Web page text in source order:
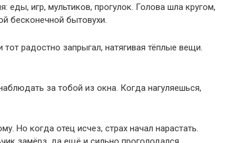
еды, игр, мультиков, прогулок. Голова шла кругом,
бесконечной бытовухи.
радостно запрыгал, натягивая тёплые вещи.
за тобой из окна. Когда нагуляешься,
Но когда отец исчез, страх начал нарастать.